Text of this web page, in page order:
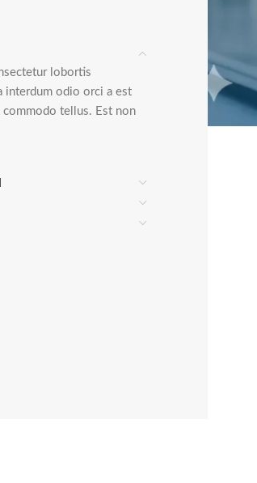
lobortis
interdum odio orci a est
commodo tellus. Est non